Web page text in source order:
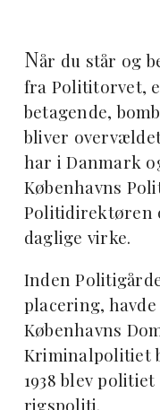
Når du står og
fra Polititorvet,
betagende,
bliver
har i Danmark
Københavns
Politidirektøren
daglige virke.
Inden
placering,
Københavns
Kriminalpolitiet
1938 blev
rigspoliti.